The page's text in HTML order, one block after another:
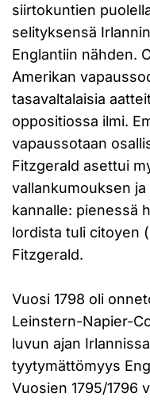
siirtokuntien
selityksensä
Englantiin nähden.
Amerikan
tasavaltalaisia
oppositiossa ilmi.
vapaussotaan
Fitzgerald asettui
vallankumouksen
kannalle: pienessä
lordista tuli citoyen
Fitzgerald.
Vuosi 1798 oli
Leinstern-Napier-
luvun ajan
tyytymättömyys
Vuosien 1795/1796